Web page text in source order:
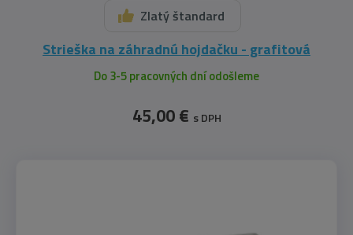
Zlatý štandard
​Strieška na záhradnú hojdačku - grafitová
Do 3-5 pracovných dní odošleme
45,00 € s DPH